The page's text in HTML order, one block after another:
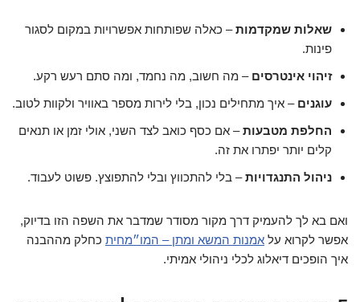
שאלות שמקדמות– כאלה שפותחות אפשרויות במקום לסגור
פינות.
זיהוי אינטרסים – מה חשוב, מה נחמד, ומה סתם רעש רקע.
עוגנים – איך מתחילים נכון, בלי לירות מספר באוויר ולקוות לטוב.
החלפת מטבעות– אם כסף כואב לצד השני, אולי זמן או תנאים
קלים יותר יפתרו את זה.
ניהול התנגדויות– בלי להתכווץ ובלי להתפוצץ. פשוט לעבוד.
ואם בא לך להעמיק דרך מקור מסודר שמדבר את השפה הזו בדיוק,
אפשר לקרוא על אמנות המשא ומתן – המו״מחית כחלק מההבנה
איך הופכים דיאלוג לכלי ניהולי אמיתי.